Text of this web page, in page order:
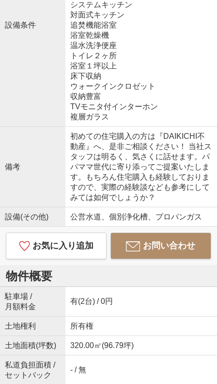
設備条件
システムキッチン
対面式キッチン
追焚機能浴室
浴室乾燥機
温水洗浄便座
トイレ２ヶ所
浴室１坪以上
床下収納
ウォークインクロゼット
収納豊富
TVモニタ付インターホン
複層ガラス
備考
初めての住宅購入の方は『DAIKICHI不
動産』へ、是非ご相談ください！ 当社ス
タッフは明るく、気さくに話せます。パ
パママ世代に寄り添ってご提案いたしま
す。もちろん住宅購入も経験しておりま
すので、実際の経験談なども参考にして
みては如何でしょうか？
設備(その他) 公営水道、個別浄化槽、プロパンガス
お気に入り追加 お問い合わせ
物件概要
駐車場 /
月額料金
有(2台) / 0円
土地権利 所有権
土地面積(坪数) 320.00㎡(96.79坪)
私道負担面積 /
セットバック
- / 無